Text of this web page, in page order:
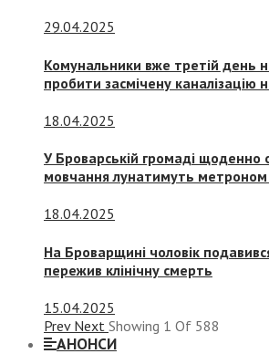
29.04.2025
Комунальники вже третій день
пробити засмічену каналізацію
18.04.2025
У Броварській громаді щоденно
мовчання лунатимуть метроном
18.04.2025
На Броварщині чоловік
пережив клінічну смерть
15.04.2025
Prev Next Showing 1 Of 588
АНОНСИ